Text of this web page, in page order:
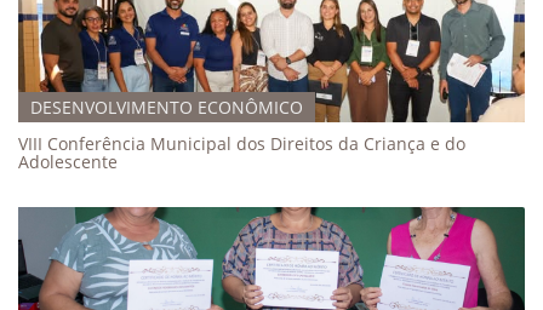
DESENVOLVIMENTO ECONÔMICO
VIII Conferência Municipal dos Direitos da Criança e do
Adolescente